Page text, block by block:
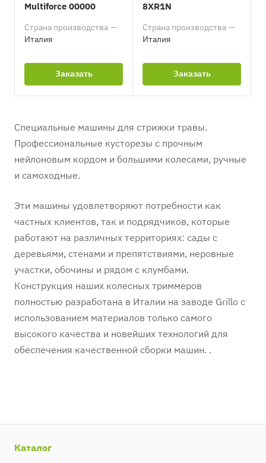
Multiforce 00000
Страна производства —
Италия
Заказать
8XR1N
Страна производства —
Италия
Заказать
Специальные машины для стрижки травы.
Профессиональные кусторезы с прочным
нейлоновым кордом и большими колесами, ручные
и самоходные.
Эти машины удовлетворяют потребности как
частных клиентов, так и подрядчиков, которые
работают на различных территориях: сады с
деревьями, стенами и препятствиями, неровные
участки, обочины и рядом с клумбами.
Конструкция наших колесных триммеров
полностью разработана в Италии на заводе Grillo с
использованием материалов только самого
высокого качества и новейших технологий для
обеспечения качественной сборки машин. .
Каталог